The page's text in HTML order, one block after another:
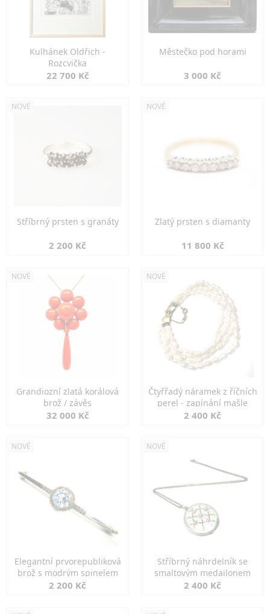
Kulhánek Oldřich -
Rozcvička
22 700 Kč
Městečko pod horami
3 000 Kč
NOVÉ
Stříbrný prsten s granáty
2 200 Kč
NOVÉ
Zlatý prsten s diamanty
11 800 Kč
NOVÉ
Grandiozní zlatá korálová
brož / závěs
32 000 Kč
NOVÉ
Čtyřřadý náramek z říčních
perel - zapínání mašle
2 400 Kč
NOVÉ
Elegantní prvorepubliková
brož s modrým spinelem
2 200 Kč
NOVÉ
Stříbrný náhrdelník se
smaltovým medailonem
2 400 Kč